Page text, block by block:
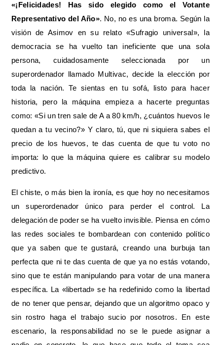
«¡Felicidades! Has sido elegido como el Votante
Representativo del Año». No, no es una broma. Según la
visión de Asimov en su relato «Sufragio universal», la
democracia se ha vuelto tan ineficiente que una sola
persona, cuidadosamente seleccionada por un
superordenador llamado Multivac, decide la elección por
toda la nación. Te sientas en tu sofá, listo para hacer
historia, pero la máquina empieza a hacerte preguntas
como: «Si un tren sale de A a 80 km/h, ¿cuántos huevos le
quedan a tu vecino?» Y claro, tú, que ni siquiera sabes el
precio de los huevos, te das cuenta de que tu voto no
importa: lo que la máquina quiere es calibrar su modelo
predictivo.
El chiste, o más bien la ironía, es que hoy no necesitamos
un superordenador único para perder el control. La
delegación de poder se ha vuelto invisible. Piensa en cómo
las redes sociales te bombardean con contenido político
que ya saben que te gustará, creando una burbuja tan
perfecta que ni te das cuenta de que ya no estás votando,
sino que te están manipulando para votar de una manera
específica. La «libertad» se ha redefinido como la libertad
de no tener que pensar, dejando que un algoritmo opaco y
sin rostro haga el trabajo sucio por nosotros. En este
escenario, la responsabilidad no se le puede asignar a